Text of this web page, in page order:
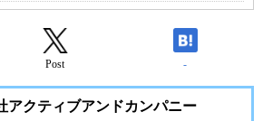
Post -
アクティブアンドカンパニー